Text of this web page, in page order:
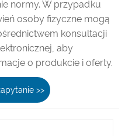
normy. W przypadku
osoby fizyczne mogą
konsultacji
aby
o produkcie i oferty.
>>